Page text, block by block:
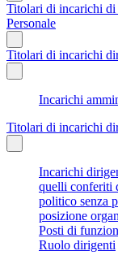
Titolari di incarichi di
Personale
Titolari di incarichi
Incarichi
Titolari di incarichi
Incarichi
quelli conferiti
politico senza
posizione
Posti di
Ruolo dirigenti